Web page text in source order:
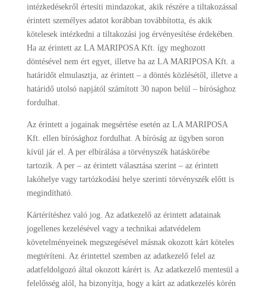
intézkedésekről értesíti mindazokat, akik részére a tiltakozással
érintett személyes adatot korábban továbbította, és akik
kötelesek intézkedni a tiltakozási jog érvényesítése érdekében.
Ha az érintett az LA MARIPOSA Kft. így meghozott
döntésével nem ért egyet, illetve ha az LA MARIPOSA Kft. a
határidőt elmulasztja, az érintett – a döntés közlésétől, illetve a
határidő utolsó napjától számított 30 napon belül – bírósághoz
fordulhat.
Az érintett a jogainak megsértése esetén az LA MARIPOSA
Kft. ellen bírósághoz fordulhat. A bíróság az ügyben soron
kívül jár el. A per elbírálása a törvényszék hatáskörébe
tartozik. A per – az érintett választása szerint – az érintett
lakóhelye vagy tartózkodási helye szerinti törvényszék előtt is
megindítható.
Kártérítéshez való jog. Az adatkezelő az érintett adatainak
jogellenes kezelésével vagy a technikai adatvédelem
követelményeinek megszegésével másnak okozott kárt köteles
megtéríteni. Az érintettel szemben az adatkezelő felel az
adatfeldolgozó által okozott kárért is. Az adatkezelő mentesül a
felelősség alól, ha bizonyítja, hogy a kárt az adatkezelés körén